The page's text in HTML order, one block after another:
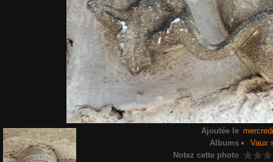
Ajoutée le
Albums
Vaux
Notez cette photo